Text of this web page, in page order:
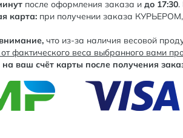
после оформления заказа и до 17:30.
карта: при получении заказа
что из-за наличия весовой
фактического веса выбранного вами
ваш счёт карты после получения